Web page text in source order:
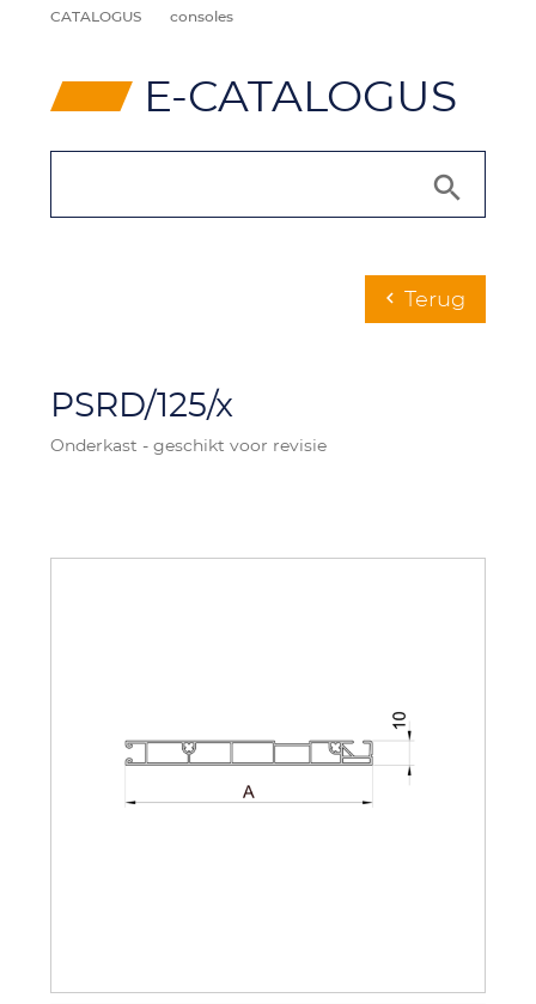
CATALOGUS
consoles
⸠ E-CATALOGUS
chevron_left Terug
PSRD/125/x
Onderkast - geschikt voor revisie